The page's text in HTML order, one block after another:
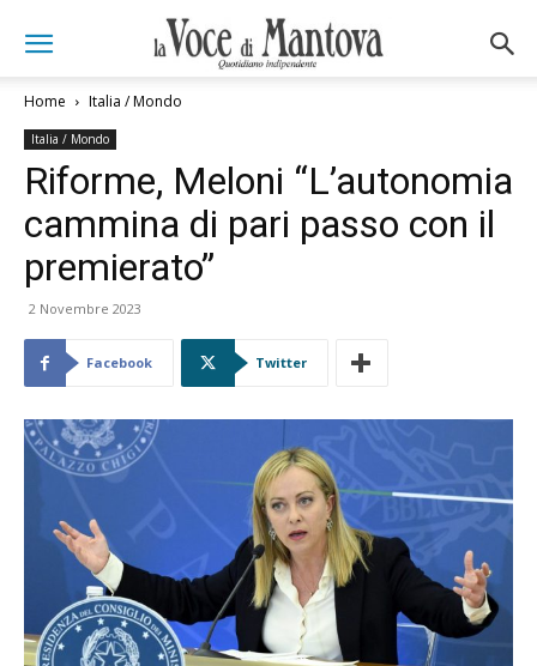
Home Italia / Mondo
Italia / Mondo
Riforme, Meloni “L’autonomia
cammina di pari passo con il
premierato”
2 Novembre 2023
Facebook Twitter